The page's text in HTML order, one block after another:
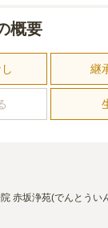
概要
継
赤坂浄苑(でんとうい